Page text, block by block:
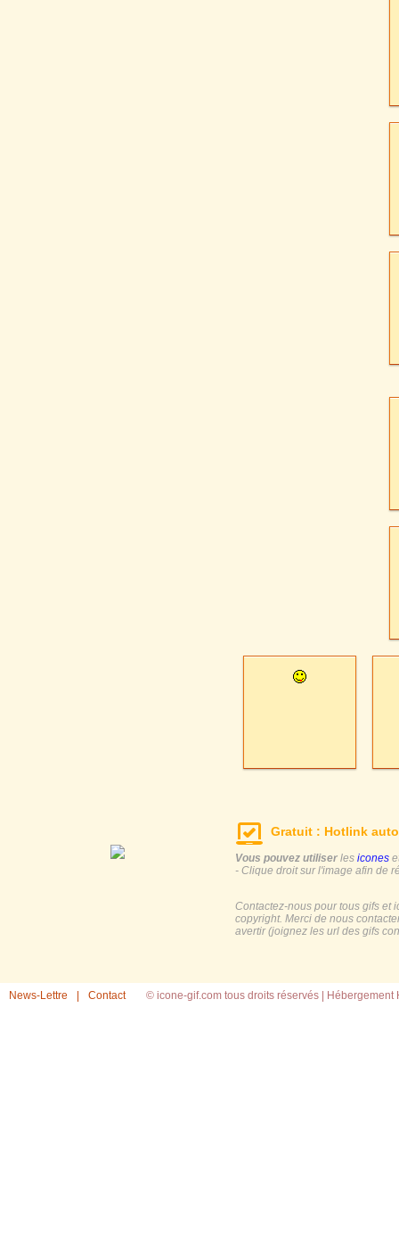
Gratuit : Hotlink
Vous pouvez utiliser les icones
- Clique droit sur l'image afin de
Contactez-nous pour tous gifs et
copyright. Merci de nous
avertir (joignez les url des gifs
News-Lettre Contact © icone-gif.com tous droits réservés | Hébergement